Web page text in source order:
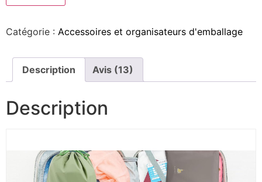
Catégorie : Accessoires et organisateurs d'emballage
Description Avis (13)
Description